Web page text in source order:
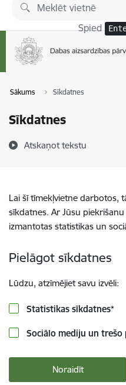
Pāriet uz lapas saturu
Spied
Sākums Sīkdatnes
Sīkdatnes
Atskaņot tekstu
Lai šī tīmekļvietne darbotos,
sīkdatnes. Ar Jūsu
izmantotas statistikas un
Pielāgot sīkdatnes
Lūdzu, atzīmējiet savu izvēli:
Statistikas sīkdatnes*
Sociālo mediju un trešo
Noraidīt